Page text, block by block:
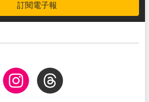
訂閱電子報
InstagramThreads